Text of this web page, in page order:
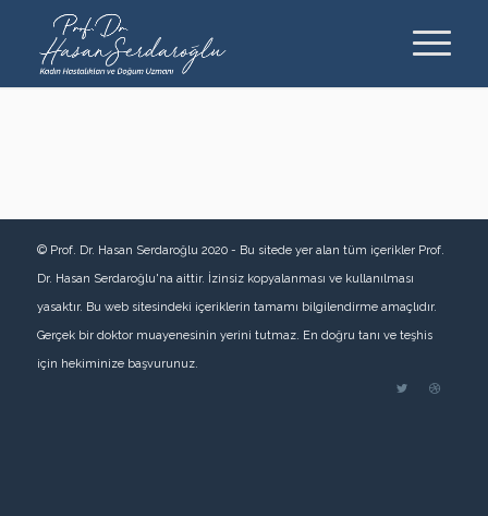
© Prof. Dr. Hasan Serdaroğlu 2020 - Bu sitede yer alan tüm içerikler Prof.
Dr. Hasan Serdaroğlu'na aittir. İzinsiz kopyalanması ve kullanılması
yasaktır. Bu web sitesindeki içeriklerin tamamı bilgilendirme amaçlıdır.
Gerçek bir doktor muayenesinin yerini tutmaz. En doğru tanı ve teşhis
için hekiminize başvurunuz.